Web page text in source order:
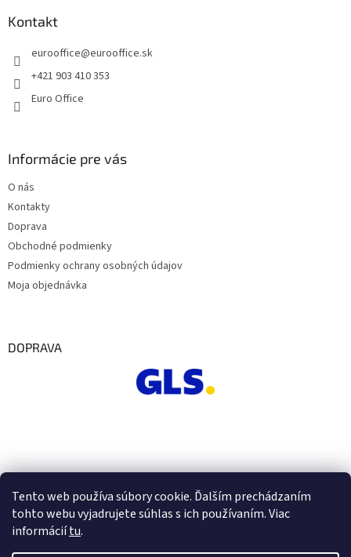
Tento web používa súbory cookie. Ďalším prechádzaním
tohto webu vyjadrujete súhlas s ich používaním. Viac
informáciítu.
Kontakt
eurooffice@eurooffice.sk
+421 903 410 353
Euro Office
Informácie pre vás
O nás
Kontakty
Doprava
Obchodné podmienky
Podmienky ochrany osobných údajov
Moja objednávka
DOPRAVA